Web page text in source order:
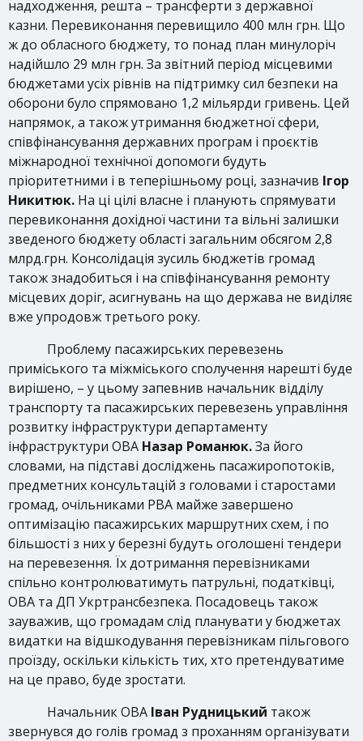
надходження, решта – трансферти з державної
казни. Перевиконання перевищило 400 млн грн. Що
ж до обласного бюджету, то понад план минулоріч
надійшло 29 млн грн. За звітний період місцевими
бюджетами усіх рівнів на підтримку сил безпеки на
оборони було спрямовано 1,2 мільярди гривень. Цей
напрямок, а також утримання бюджетної сфери,
співфінансування державних програм і проєктів
міжнародної технічної допомоги будуть
пріоритетними і в теперішньому році, зазначив Ігор
Никитюк. На ці цілі власне і планують спрямувати
перевиконання дохідної частини та вільні залишки
зведеного бюджету області загальним обсягом 2,8
млрд.грн. Консолідація зусиль бюджетів громад
також знадобиться і на співфінансування ремонту
місцевих доріг, асигнувань на що держава не виділяє
вже упродовж третього року.
Проблему пасажирських перевезень
приміського та міжміського сполучення нарешті буде
вирішено, – у цьому запевнив начальник відділу
транспорту та пасажирських перевезень управління
розвитку інфраструктури департаменту
інфраструктури ОВА Назар Романюк.За його
словами, на підставі досліджень пасажиропотоків,
предметних консультацій з головами і старостами
громад, очільниками РВА майже завершено
оптимізацію пасажирських маршрутних схем, і по
більшості з них у березні будуть оголошені тендери
на перевезення. Їх дотримання перевізниками
спільно контролюватимуть патрульні, податківці,
ОВА та ДП Укртрансбезпека. Посадовець також
зауважив, що громадам слід планувати у бюджетах
видатки на відшкодування перевізникам пільгового
проїзду, оскільки кількість тих, хто претендуватиме
на це право, буде зростати.
Начальник ОВА Іван Рудницький також
звернувся до голів громад з проханням організувати